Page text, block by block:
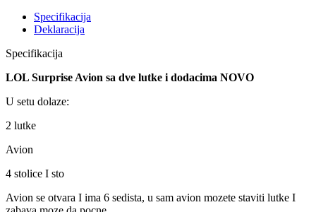
Specifikacija
Deklaracija
Specifikacija
LOL Surprise Avion sa dve lutke i dodacima NOVO
U setu dolaze:
2 lutke
Avion
4 stolice I sto
Avion se otvara I ima 6 sedista, u sam avion mozete staviti lutke I